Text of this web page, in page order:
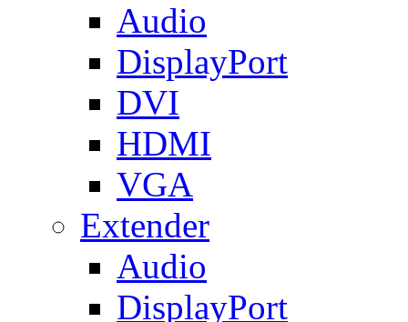
Audio
DisplayPort
DVI
HDMI
VGA
Extender
Audio
DisplayPort